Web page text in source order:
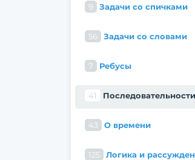
9 Задачи со спичками
56 Задачи со словами
7 Ребусы
41 Последовательности
43 О времени
125 Логика и